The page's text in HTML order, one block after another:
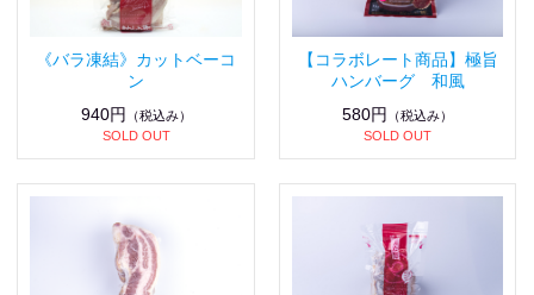
《バラ凍結》カットベーコ
ン
940円
（税込み）
SOLD OUT
【コラボレート商品】極旨
ハンバーグ 和風
580円
（税込み）
SOLD OUT